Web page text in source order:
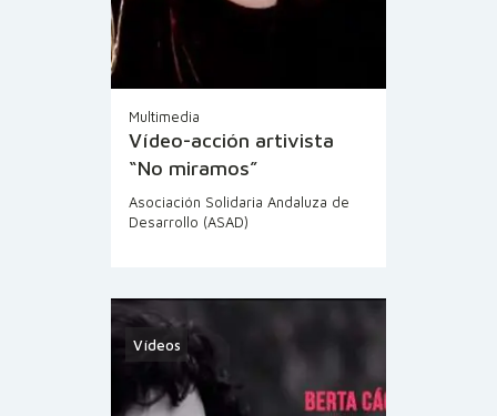
Multimedia
Vídeo-acción artivista
“No miramos”
Asociación Solidaria Andaluza de
Desarrollo (ASAD)
Vídeos